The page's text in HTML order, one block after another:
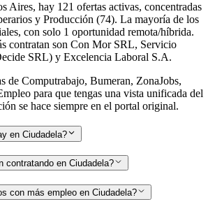
Aires, hay 121 ofertas activas, concentradas
y Producción (74). La mayoría de los
con solo 1 oportunidad remota/híbrida.
contratan son Con Mor SRL, Servicio
SRL) y Excelencia Laboral S.A.
de Computrabajo, Bumeran, ZonaJobs,
para que tengas una vista unificada del
se hace siempre en el portal original.
en Ciudadela?
contratando en Ciudadela?
con más empleo en Ciudadela?